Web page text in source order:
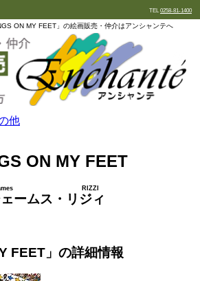
TEL 0258-81-1400
ON MY FEET」の絵画販売・仲介はアンシャンテへ
他
ON MY FEET
ームス・リジィ
RIZZI
FEET」の詳細情報